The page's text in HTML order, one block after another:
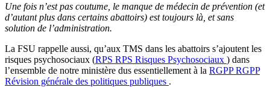
Une fois n’est pas coutume, le manque de médecin de prévention (et
d’autant plus dans certains abattoirs) est toujours là, et sans
solution de l’administration.
La FSU rappelle aussi, qu’aux TMS dans les abattoirs s’ajoutent les
risques psychosociaux (RPS RPS Risques Psychosociaux ) dans
l’ensemble de notre ministère dus essentiellement à la RGPP RGPP
Révision générale des politiques publiques .